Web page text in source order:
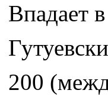
Впадает
200